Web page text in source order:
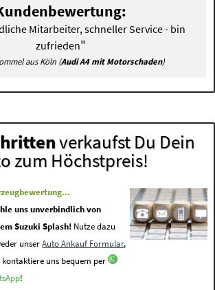
Mitarbeiter, schneller Service - bin
zufrieden"
aus Köln (Audi A4 mit Motorschaden)
verkaufst Du Dein
zum Höchstpreis!
uns unverbindlich von
Suzuki Splash! Nutze dazu
unserAuto Ankauf Formular,
kontaktiere uns bequem per
!